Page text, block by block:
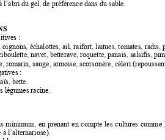
l’abri du gel, de préférence dans du sable.
:
oignons, échalottes, ail, raifort, laitues, tomates, radis,
navet, betterave, roquette, panais, salsifis,
romarin, sauge, armoise, scorsonère, céleri
:
bette.
légumes racine.
minimum, en prenant en compte les cultures comme
l’alternariose).